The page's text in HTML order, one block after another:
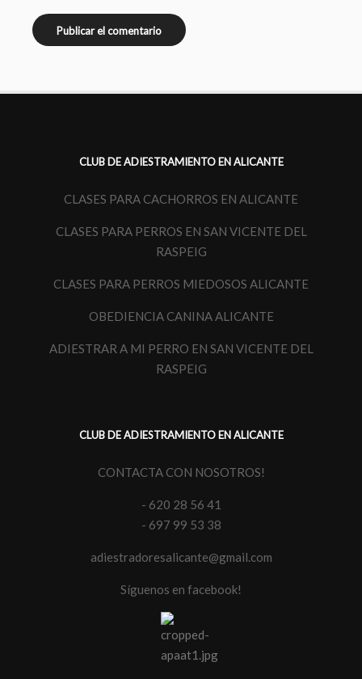
CLUB DE ADIESTRAMIENTO EN ALICANTE
CLASES PARA CACHORROS EN ALICANTE
CLASES PARA PERROS EN SAN VICENTE DEL
RASPEIG
CLASES PARA PERROS MIEDOSOS ALICANTE
OBEDIENCIA CANINA ALICANTE
ADIESTRAR A MI PERRO EN SAN VICENTE DEL
RASPEIG
CLUB DE ADIESTRAMIENTO EN ALICANTE
CONTACTA CON NOSOTROS!
- 620 28 56 41
- 697 99 53 38
adiestradoresalicante@gmail.com
Síguenos en facebook!